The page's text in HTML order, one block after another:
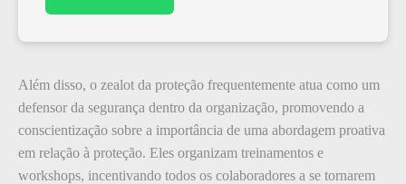
Além disso, o zealot da proteção frequentemente atua como um
defensor da segurança dentro da organização, promovendo a
conscientização sobre a importância de uma abordagem proativa
em relação à proteção. Eles organizam treinamentos e
workshops, incentivando todos os colaboradores a se tornarem